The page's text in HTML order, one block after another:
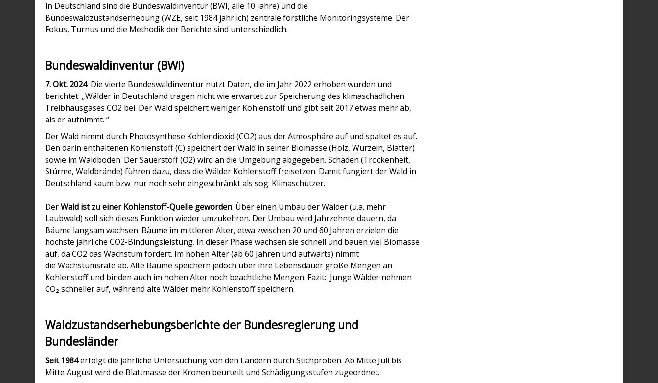
In Deutschland sind die Bundeswaldinventur (BWI, alle 10 Jahre) und die
Bundeswaldzustandserhebung (WZE, seit 1984 jährlich) zentrale forstliche Monitoringsysteme. Der
Fokus, Turnus und die Methodik der Berichte sind unterschiedlich.
Bundeswaldinventur (BWI)
7. Okt. 2024: Die vierte Bundeswaldinventur nutzt Daten, die im Jahr 2022 erhoben wurden und
berichtet: „Wälder in Deutschland tragen nicht wie erwartet zur Speicherung des klimaschädlichen
Treibhausgases CO2 bei. Der Wald speichert weniger Kohlenstoff und gibt seit 2017 etwas mehr ab,
als er aufnimmt. “
Der Wald nimmt durch Photosynthese Kohlendioxid (CO2) aus der Atmosphäre auf und spaltet es auf.
Den darin enthaltenen Kohlenstoff (C) speichert der Wald in seiner Biomasse (Holz, Wurzeln, Blätter)
sowie im Waldboden. Der Sauerstoff (O2) wird an die Umgebung abgegeben. Schäden (Trockenheit,
Stürme, Waldbrände) führen dazu, dass die Wälder Kohlenstofffreisetzen. Damit fungiert der Wald in
Deutschland kaum bzw. nur noch sehr eingeschränkt als sog. Klimaschützer.
DerWald ist zu einer Kohlenstoff-Quelle geworden. Über einen Umbau der Wälder (u.a. mehr
Laubwald) soll sich dieses Funktion wieder umzukehren. Der Umbau wird Jahrzehnte dauern, da
Bäume langsam wachsen. Bäume im mittleren Alter, etwa zwischen 20 und 60 Jahren erzielen die
höchste jährliche CO2-Bindungsleistung. In dieser Phase wachsen sie schnell und bauen viel Biomasse
auf, da CO2 das Wachstum fördert. Im hohen Alter (ab 60 Jahren und aufwärts) nimmt
die Wachstumsrate ab. Alte Bäume speichern jedoch über ihre Lebensdauer große Mengen an
Kohlenstoff und binden auch im hohen Alter noch beachtliche Mengen. Fazit: Junge Wälder nehmen
CO₂ schneller auf, während alte Wälder mehr Kohlenstoff speichern.
Waldzustandserhebungsberichte der Bundesregierung und
Bundesländer
Seit 1984erfolgt die jährliche Untersuchung von den Ländern durch Stichproben. Ab Mitte Juli bis
Mitte August wird die Blattmasse der Kronen beurteilt und Schädigungsstufen zugeordnet.